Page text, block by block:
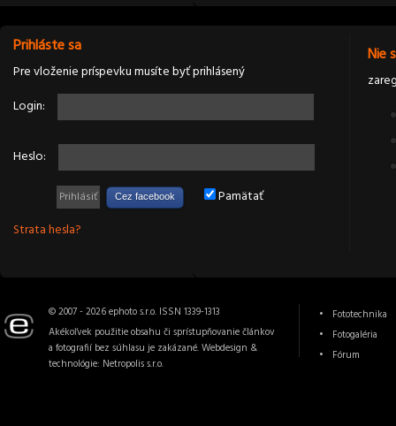
Prihláste sa
Pre vloženie príspevku musíte byť prihlásený
Login:
Heslo:
Cez facebook
Pamätať
Strata hesla?
Nie
© 2007 - 2026 ephoto s.r.o. ISSN 1339-1313
Akékoľvek použitie obsahu či sprístupňovanie článkov
a fotografií bez súhlasu je zakázané. Webdesign &
technológie: Netropolis s.r.o.
Fototechnika
Fotogaléria
Fórum